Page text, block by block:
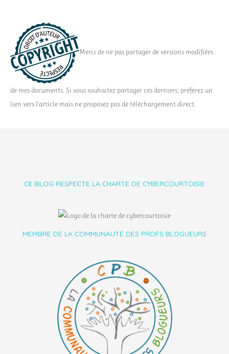
Merci de ne pas partager de versions modifiées
de mes documents. Si vous souhaitez partager ces derniers, préférez un
lien vers l'article mais ne proposez pas de téléchargement direct.
CE BLOG RESPECTE LA CHARTE DE CYBERCOURTOISIE
MEMBRE DE LA COMMUNAUTÉ DES PROFS BLOGUEURS